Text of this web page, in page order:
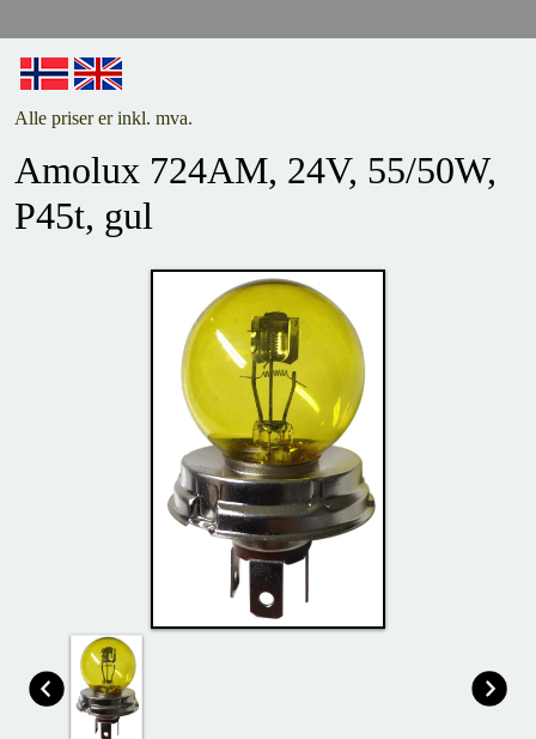
Alle priser er inkl. mva.
Amolux 724AM, 24V, 55/50W,
P45t, gul